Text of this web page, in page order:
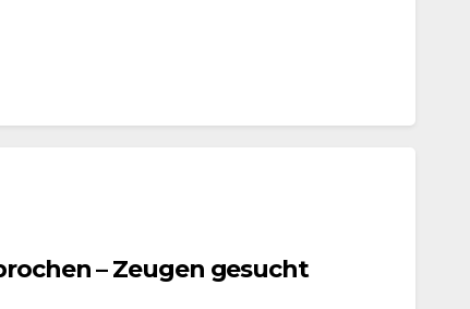
– Zeugen gesucht